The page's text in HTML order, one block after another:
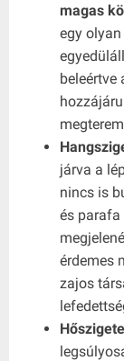
magas
egy
beleértve
járva a
nincs is
és parafa
érdemes
zajos